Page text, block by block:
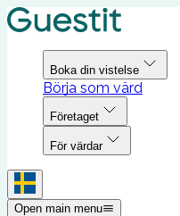
Boka din vistelse
Börja som värd
Företaget
För värdar
Open main menu